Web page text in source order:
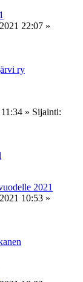
22:07 »
ry
» Sijainti:
2021
10:53 »